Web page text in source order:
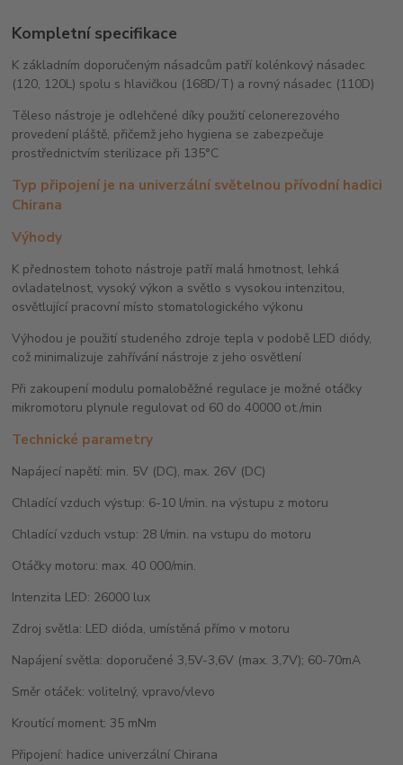
Kompletní specifikace
K základním doporučeným násadcům patří kolénkový násadec
(120, 120L) spolu s hlavičkou (168D/T) a rovný násadec (110D)
Těleso nástroje je odlehčené díky použití celonerezového
provedení pláště, přičemž jeho hygiena se zabezpečuje
prostřednictvím sterilizace při 135°C
Typ připojení je na univerzální světelnou přívodní hadici
Chirana
Výhody
K přednostem tohoto nástroje patří malá hmotnost, lehká
ovladatelnost, vysoký výkon a světlo s vysokou intenzitou,
osvětlující pracovní místo stomatologického výkonu
Výhodou je použití studeného zdroje tepla v podobě LED diódy,
což minimalizuje zahřívání nástroje z jeho osvětlení
Při zakoupení modulu pomaloběžné regulace je možné otáčky
mikromotoru plynule regulovat od 60 do 40000 ot./min
Technické parametry
Napájecí napětí: min. 5V (DC), max. 26V (DC)
Chladící vzduch výstup: 6-10 l/min. na výstupu z motoru
Chladící vzduch vstup: 28 l/min. na vstupu do motoru
Otáčky motoru: max. 40 000/min.
Intenzita LED: 26000 lux
Zdroj světla: LED dióda, umístěná přímo v motoru
Napájení světla: doporučené 3,5V-3,6V (max. 3,7V); 60-70mA
Směr otáček: volitelný, vpravo/vlevo
Kroutící moment: 35 mNm
Připojení: hadice univerzální Chirana